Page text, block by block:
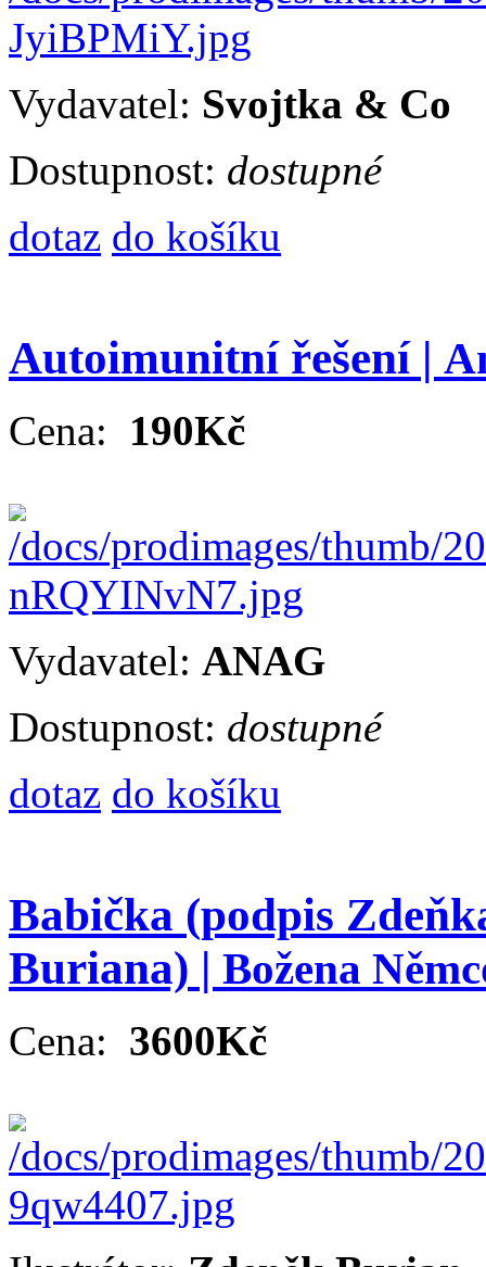
Vydavatel: Svojtka & Co
Dostupnost: dostupné
dotaz do košíku
Autoimunitní řešení |
Cena: 190Kč
Vydavatel: ANAG
Dostupnost: dostupné
dotaz do košíku
Babička (podpis
Buriana) | Božena
Cena: 3600Kč